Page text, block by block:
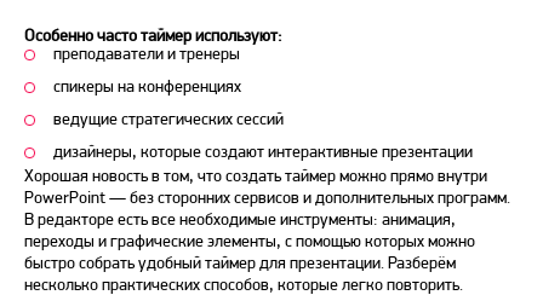
Особенно часто таймер используют:
преподаватели и тренеры
спикеры на конференциях
ведущие стратегических сессий
дизайнеры, которые создают интерактивные презентации
Хорошая новость в том, что создать таймер можно прямо внутри
PowerPoint — без сторонних сервисов и дополнительных программ.
В редакторе есть все необходимые инструменты: анимация,
переходы и графические элементы, с помощью которых можно
быстро собрать удобный таймер для презентации. Разберём
несколько практических способов, которые легко повторить.